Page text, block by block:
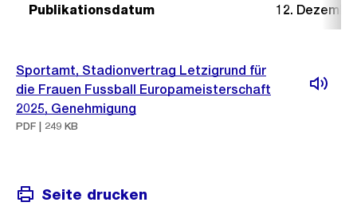
Publikationsdatum 12.
Sportamt, Stadionvertrag Letzigrund für
die Frauen Fussball Europameisterschaft
2025, Genehmigung
PDF | 249 KB
Seite drucken